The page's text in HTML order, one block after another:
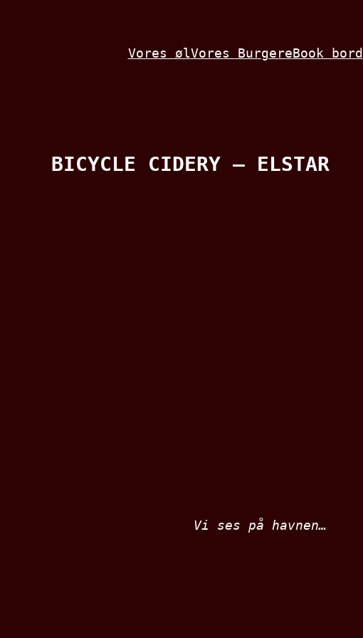
Vores ølVores BurgereBook bord
BICYCLE CIDERY – ELSTAR
Vi ses på havnen…